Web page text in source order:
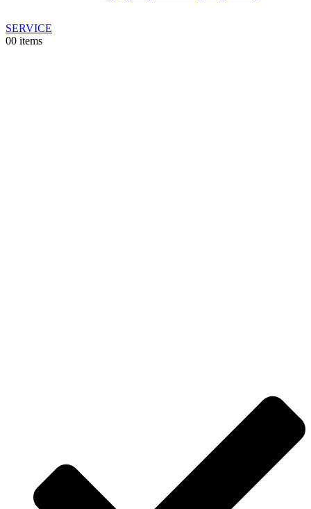
SERVICE
00 items